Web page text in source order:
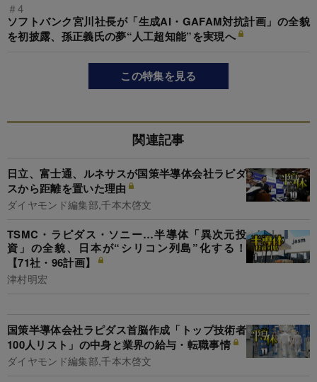
＃4
ソフトバンク宮川社長が「生成AI・GAFAM対抗計画」の全貌
を初披露、孫正義氏の夢“人工超知能”を実現へ
この特集を見る
関連記事
日立、富士通、ルネサスが国策半導体会社ラピダ
スから距離を置いた理由
ダイヤモンド編集部,千本木啓文
TSMC・ラピダス・ソニー…半導体「異次元投
資」の全貌、日本が“シリコン列島”化する！
【71社・96計画】
津村明宏
国策半導体会社ラピダス首脳作成「トップ技術者
100人リスト」の中身と業界の給与・転職事情
ダイヤモンド編集部,千本木啓文